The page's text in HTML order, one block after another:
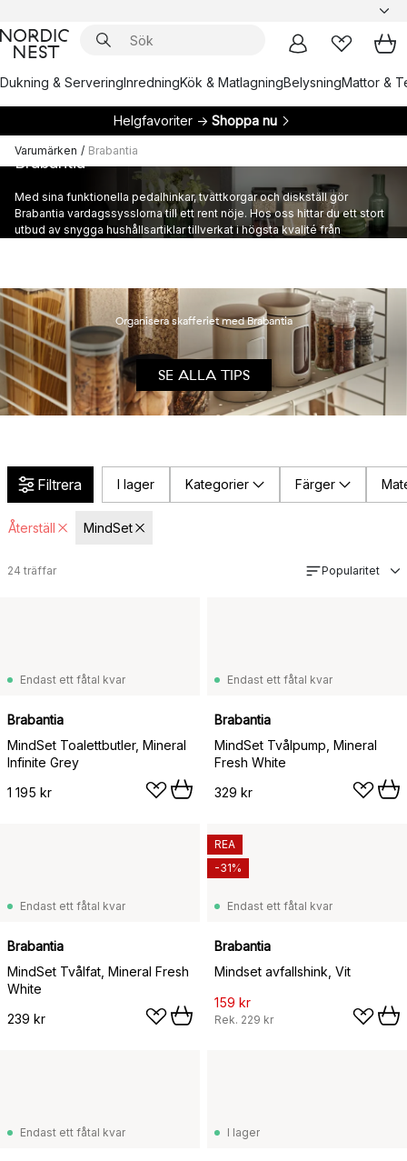
Dukning & ServeringInredningKök & MatlagningBelysningMattor &
Helgfavoriter → Shoppa nu
Varumärken / Brabantia
Brabantia
Med sina funktionella pedalhinkar, tvättkorgar och diskställ gör
Brabantia vardagssysslorna till ett rent nöje. Hos oss hittar du ett stort
utbud av snygga hushållsartiklar tillverkat i högsta kvalité från
Organisera skafferiet med Brabantia
SE ALLA TIPS
Filtrera I lager Kategorier Färger
Återställ MindSet
24 träffar Popularitet
Endast ett fåtal kvar
Brabantia
MindSet Toalettbutler, Mineral
Infinite Grey
1 195 kr
Endast ett fåtal kvar
Brabantia
MindSet Tvålpump, Mineral
Fresh White
329 kr
Endast ett fåtal kvar
Brabantia
MindSet Tvålfat, Mineral Fresh
White
239 kr
Endast ett fåtal kvar
Brabantia
Mindset avfallshink, Vit
159 kr
Rek. 229 kr
REA
-31%
Endast ett fåtal kvar I lager